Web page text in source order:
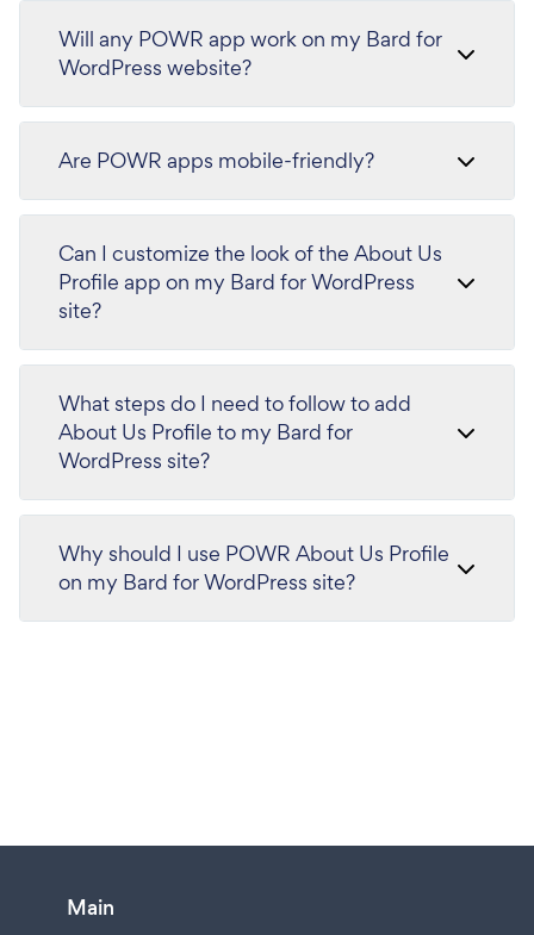
Will any POWR app work on my Bard for
WordPress website?
Are POWR apps mobile-friendly?
Can I customize the look of the About Us
Profile app on my Bard for WordPress
site?
What steps do I need to follow to add
About Us Profile to my Bard for
WordPress site?
Why should I use POWR About Us Profile
on my Bard for WordPress site?
Main